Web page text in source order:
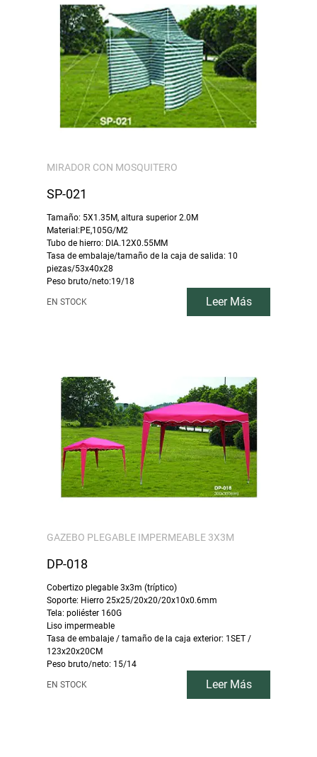
MIRADOR CON MOSQUITERO
SP-021
Tamaño: 5X1.35M, altura superior 2.0M
Material:PE,105G/M2
Tubo de hierro: DIA.12X0.55MM
Tasa de embalaje/tamaño de la caja de salida: 10
piezas/53x40x28
Peso bruto/neto:19/18
EN STOCK Leer Más
GAZEBO PLEGABLE IMPERMEABLE 3X3M
DP-018
Cobertizo plegable 3x3m (tríptico)
Soporte: Hierro 25x25/20x20/20x10x0.6mm
Tela: poliéster 160G
Liso impermeable
Tasa de embalaje / tamaño de la caja exterior: 1SET /
123x20x20CM
Peso bruto/neto: 15/14
EN STOCK Leer Más